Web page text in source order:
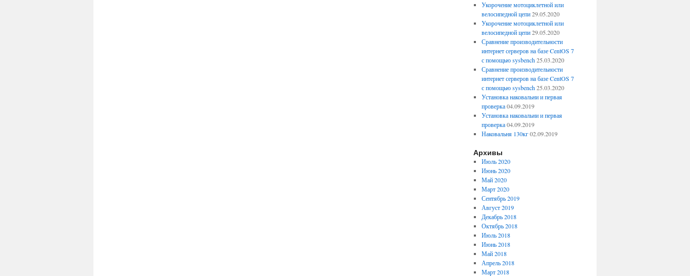
Укорочение мотоциклетной или
велосипедной цепи 29.05.2020
Укорочение мотоциклетной или
велосипедной цепи 29.05.2020
Сравнение производительности
интернет серверов на базе CentOS 7
с помощью sysbench 25.03.2020
Сравнение производительности
интернет серверов на базе CentOS 7
с помощью sysbench 25.03.2020
Установка наковальни и первая
проверка 04.09.2019
Установка наковальни и первая
проверка 04.09.2019
Наковальня 130кг 02.09.2019
Архивы
Июль 2020
Июнь 2020
Май 2020
Март 2020
Сентябрь 2019
Август 2019
Декабрь 2018
Октябрь 2018
Июль 2018
Июнь 2018
Май 2018
Апрель 2018
Март 2018